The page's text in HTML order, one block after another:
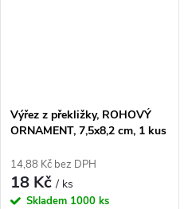
Výřez z překližky, ROHOVÝ
ORNAMENT, 7,5x8,2 cm, 1 kus
14,88 Kč bez DPH
18 Kč/ ks
Skladem 1000 ks